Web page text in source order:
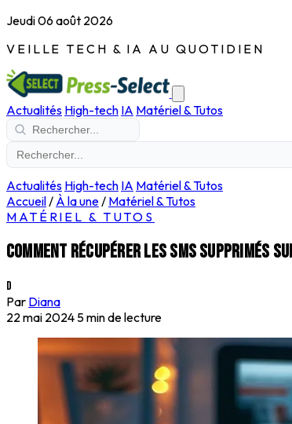
Jeudi 06 août 2026
VEILLE TECH & IA AU QUOTIDIEN
Actualités High-tech IA Matériel & Tutos
Actualités High-tech IA Matériel & Tutos
Accueil/ À la une/ Matériel & Tutos
MATÉRIEL & TUTOS
Comment récupérer les SMS supprimés
D
Par Diana
22 mai 2024 5 min de lecture